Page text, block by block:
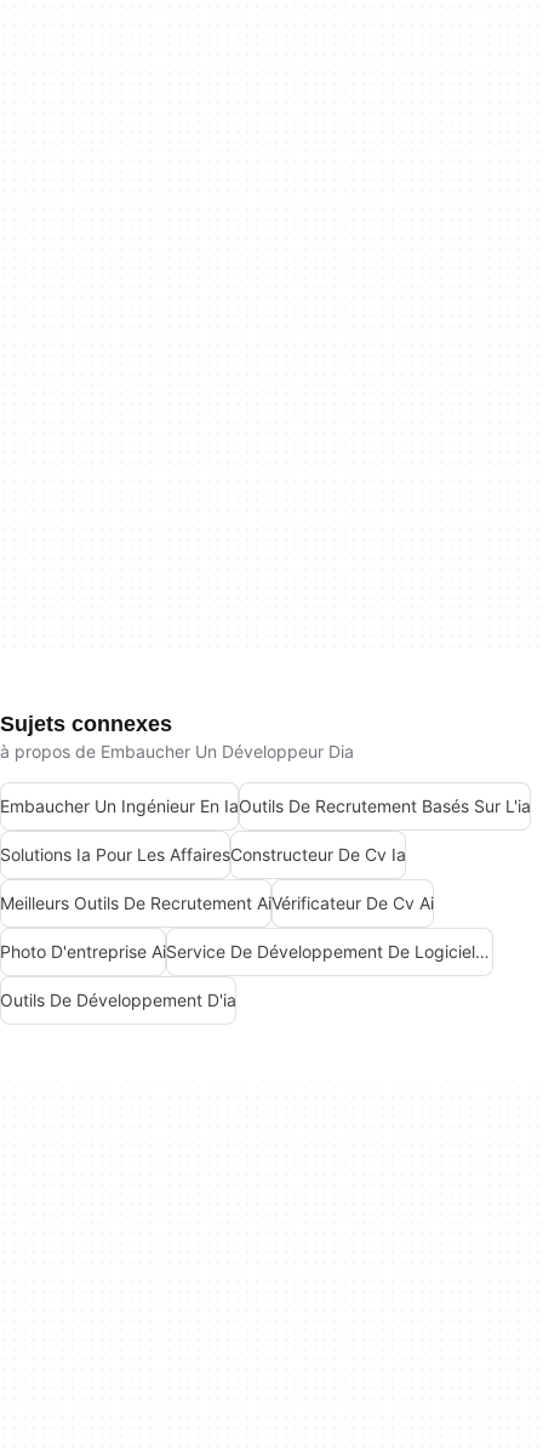
Sujets connexes
à propos de Embaucher Un Développeur Dia
Embaucher Un Ingénieur En IaOutils De Recrutement Basés Sur L'ia
Solutions Ia Pour Les AffairesConstructeur De Cv Ia
Meilleurs Outils De Recrutement AiVérificateur De Cv Ai
Photo D'entreprise Ai Service De Développement De Logiciels D'ia
Outils De Développement D'ia